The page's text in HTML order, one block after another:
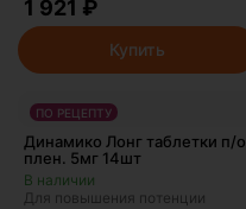
1 921 ₽
Купить
ПО РЕЦЕПТУ
Динамико Лонг таблетки п/о
плен. 5мг 14шт
Для повышения потенции